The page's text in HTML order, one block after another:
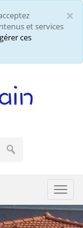
×
et services
ces